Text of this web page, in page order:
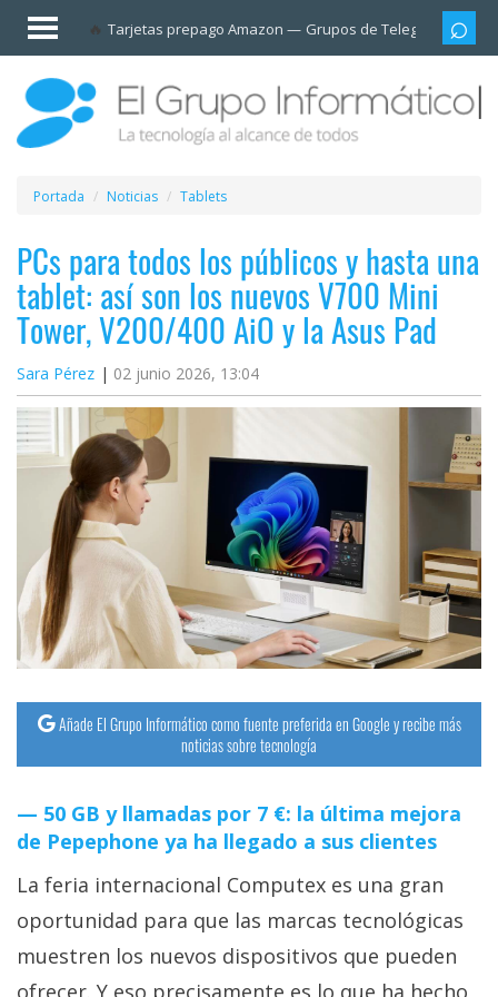
Tarjetas prepago Amazon Grupos de Telegram
Invitado
Iniciar
sesión /
Registrarse
Esenciales
Móviles
Ofertas
Apps
Redes
sociales
Plataformas
streaming
Operadores
Trucos
y
Tutoriales
Ciberseguridad
Sistemas
operativos
Profesional
+
Portada Noticias Tablets
PCs para todos los públicos y hasta una
tablet: así son los nuevos V700 Mini
Tower, V200/400 AiO y la Asus Pad
Sara Pérez 02 junio 2026, 13:04
Añade El Grupo Informático como fuente preferida en Google y recibe más
noticias sobre tecnología
50 GB y llamadas por 7 €: la última mejora
de Pepephone ya ha llegado a sus clientes
La feria internacional Computex es una gran
oportunidad para que las marcas tecnológicas
muestren los nuevos dispositivos que pueden